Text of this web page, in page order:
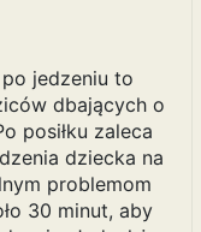
jedzeniu to
dbających o
posiłku zaleca
dziecka na
problemom
30 minut, aby